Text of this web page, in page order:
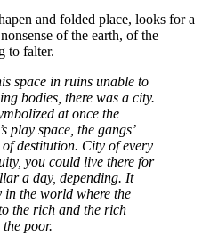
and folded place, looks for a
of the earth, of the
to falter.
space in ruins unable to
bodies, there was a city.
at once the
play space, the gangs’
destitution. City of every
you could live there for
a day, depending. It
in the world where the
the rich and the rich
poor.